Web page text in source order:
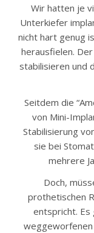
Wir hatten je
Unterkiefer
nicht hart genug
herausfielen.
stabilisieren und
Seitdem die
von Mini-
Stabilisierung
sie bei
mehrere
Doch,
prothetischen
entspricht.